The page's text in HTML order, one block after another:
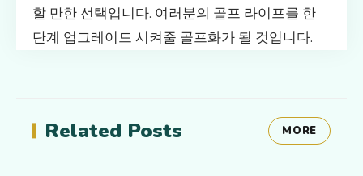
할 만한 선택입니다. 여러분의 골프 라이프를 한
단계 업그레이드 시켜줄 골프화가 될 것입니다.
Related Posts MORE